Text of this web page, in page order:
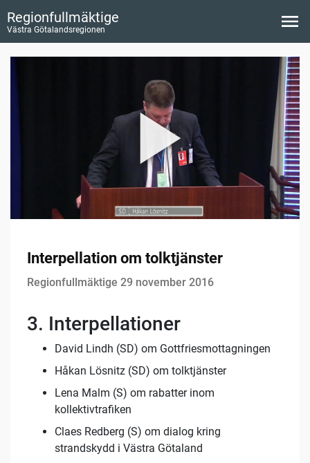
Regionfullmäktige
Västra Götalandsregionen
Interpellation om tolktjänster
Regionfullmäktige 29 november 2016
3. Interpellationer
David Lindh (SD) om Gottfriesmottagningen
Håkan Lösnitz (SD) om tolktjänster
Lena Malm (S) om rabatter inom
kollektivtrafiken
Claes Redberg (S) om dialog kring
strandskydd i Västra Götaland